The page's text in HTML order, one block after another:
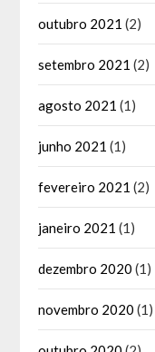
outubro 2021 (2)
setembro 2021 (2)
agosto 2021 (1)
junho 2021 (1)
fevereiro 2021 (2)
janeiro 2021 (1)
dezembro 2020 (1)
novembro 2020 (1)